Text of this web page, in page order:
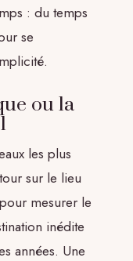
: du temps
se
ou la
les plus
sur le lieu
mesurer le
inédite
années. Une